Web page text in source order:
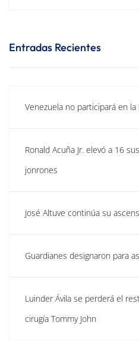
Entradas Recientes
Venezuela no participará en
Ronald Acuña Jr. elevó a 16
jonrones
José Altuve continúa su
Guardianes designaron para
Luinder Ávila se perderá el
cirugía Tommy John